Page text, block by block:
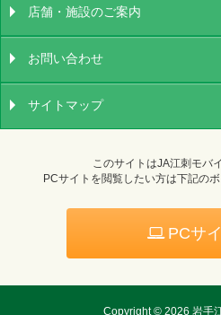
店舗・施設のご案内
お問い合わせ
サイトマップ
このサイトはJA江刺モバ
PCサイトを閲覧したい方は下記の
PCサ
Copyright © 2026 岩手